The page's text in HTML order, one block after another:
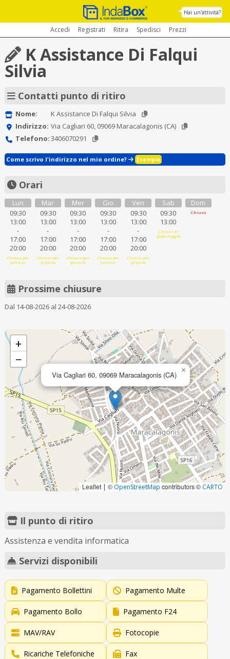
Hai un'attività?
Accedi Registrati Ritira Spedisci Prezzi
K Assistance Di Falqui
Silvia
Contatti punto di ritiro
Nome:
K Assistance Di Falqui Silvia
Indirizzo: Via Cagliari 60, 09069 Maracalagonis (CA)
Telefono:3406070291
Come scrivo l'indirizzo nel mio ordine? Esempio
Orari
Lun
09:30
13:00
-
17:00
20:00
Chiuso per
pranzo
Mar
09:30
13:00
-
17:00
20:00
Chiuso per
pranzo
Mer
09:30
13:00
-
17:00
20:00
Chiuso per
pranzo
Gio
09:30
13:00
-
17:00
20:00
Chiuso per
pranzo
Ven
09:30
13:00
-
17:00
20:00
Chiuso per
pranzo
Sab
09:30
13:00
Chiuso al
pomeriggio
Dom
Chiuso
Prossime chiusure
Dal 14-08-2026 al 24-08-2026
Via Cagliari 60, 09069 Maracalagonis (CA) ×
+
−
Leaflet | ©OpenStreetMap contributors © CARTO
Il punto di ritiro
Assistenza e vendita informatica
Servizi disponibili
Pagamento Bollettini Pagamento Multe
Pagamento Bollo Pagamento F24
MAV/RAV Fotocopie
Ricariche Telefoniche Fax